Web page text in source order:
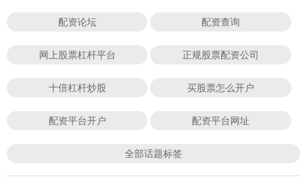
配资论坛 配资查询
网上股票杠杆平台 正规股票配资公司
十倍杠杆炒股 买股票怎么开户
配资平台开户 配资平台网址
全部话题标签